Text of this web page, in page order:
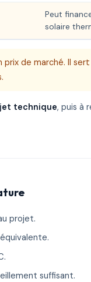
Peut
solaire
de marché. Il
technique, puis à
projet.
suffisant.